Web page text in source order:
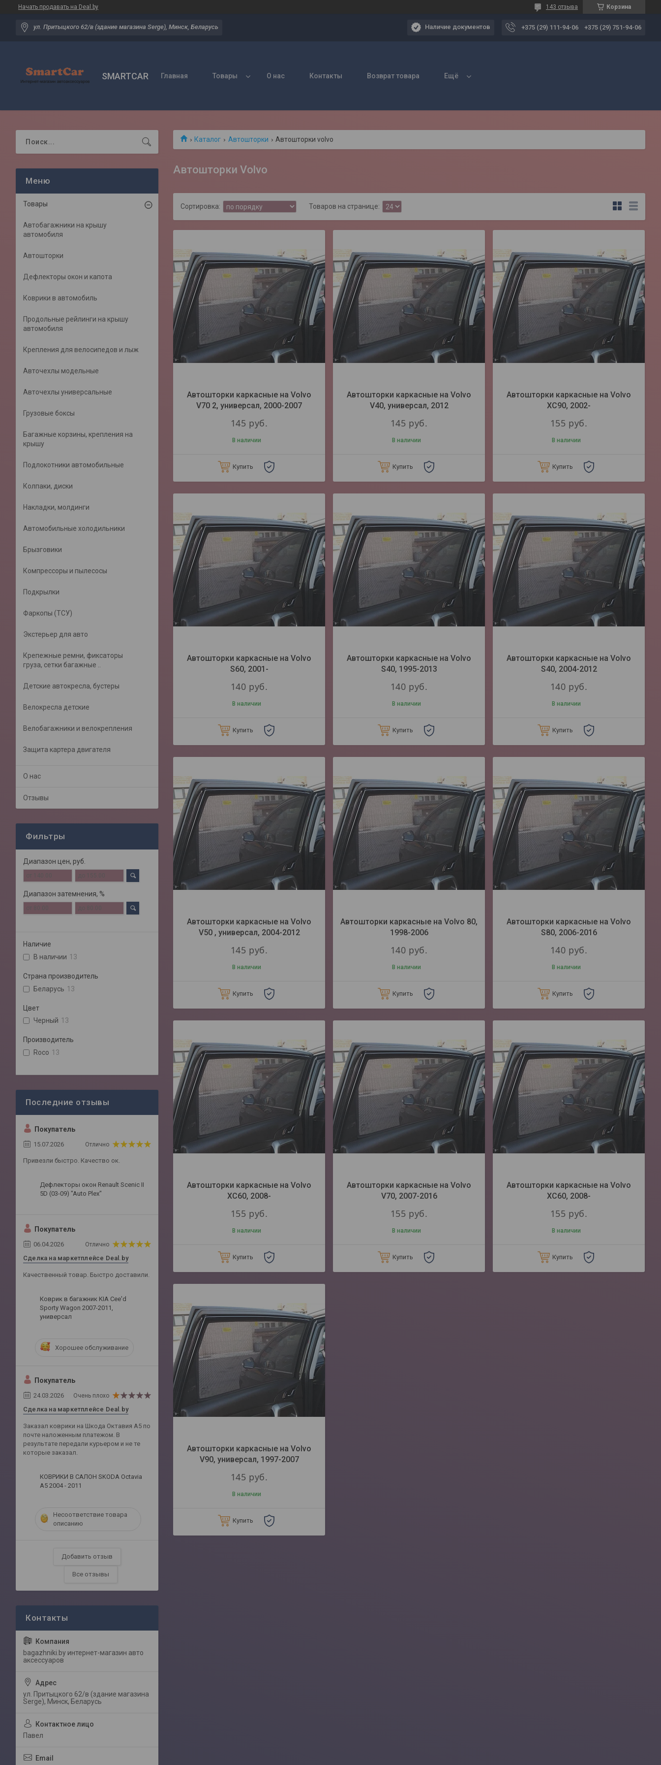
Начать продавать на Deal.by Корзина
143 отзыва
ул. Притыцкого 62/в (здание магазина Serge), Минск, Беларусь Наличие документов +375 (29) 111-94-06 +375 (29) 751-94-06
SMARTCAR Главная Товары О нас Контакты Возврат товара Ещё
Каталог Автошторки Автошторки volvo
Автошторки Volvo
Автошторки каркасные на Volvo
V70 2, универсал, 2000-2007
145 руб.
В наличии
Купить
Автошторки каркасные на Volvo
V40, универсал, 2012
145 руб.
В наличии
Купить
Автошторки каркасные на Volvo
XC90, 2002-
155 руб.
В наличии
Купить
Автошторки каркасные на Volvo
S60, 2001-
140 руб.
В наличии
Купить
Автошторки каркасные на Volvo
S40, 1995-2013
140 руб.
В наличии
Купить
Автошторки каркасные на Volvo
S40, 2004-2012
140 руб.
В наличии
Купить
Автошторки каркасные на Volvo
V50 , универсал, 2004-2012
145 руб.
В наличии
Купить
Автошторки каркасные на Volvo 80,
1998-2006
140 руб.
В наличии
Купить
Автошторки каркасные на Volvo
S80, 2006-2016
140 руб.
В наличии
Купить
Автошторки каркасные на Volvo
XC60, 2008-
155 руб.
В наличии
Купить
Автошторки каркасные на Volvo
V70, 2007-2016
155 руб.
В наличии
Купить
Автошторки каркасные на Volvo
XC60, 2008-
155 руб.
В наличии
Купить
Автошторки каркасные на Volvo
V90, универсал, 1997-2007
145 руб.
В наличии
Купить
Товары
Автобагажники на крышу
автомобиля
Автошторки
Дефлекторы окон и капота
Коврики в автомобиль
Продольные рейлинги на крышу
автомобиля
Крепления для велосипедов и лыж
Авточехлы модельные
Авточехлы универсальные
Грузовые боксы
Багажные корзины, крепления на
крышу
Подлокотники автомобильные
Колпаки, диски
Накладки, молдинги
Автомобильные холодильники
Брызговики
Компрессоры и пылесосы
Подкрылки
Фаркопы (ТСУ)
Экстерьер для авто
Крепежные ремни, фиксаторы
груза, сетки багажные ..
Детские автокресла, бустеры
Велокресла детские
Велобагажники и велокрепления
Защита картера двигателя
О нас
Отзывы
Фильтры
Диапазон цен, руб.
Диапазон затемнения, %
Наличие
В наличии 13
Страна производитель
Беларусь 13
Цвет
Черный 13
Производитель
Roco 13
Покупатель
15.07.2026 Отлично
Привезли быстро. Качество ок.
Дефлекторы окон Renault Scenic II
5D (03-09) "Auto Plex"
Покупатель
06.04.2026 Отлично
Сделка на маркетплейсе Deal.by
Качественный товар. Быстро доставили.
Коврик в багажник KIA Cee'd
Sporty Wagon 2007-2011,
универсал
Хорошее обслуживание
Покупатель
24.03.2026 Очень плохо
Сделка на маркетплейсе Deal.by
Заказал коврики на Шкода Октавия А5 по
почте наложенным платежом. В
результате передали курьером и не те
которые заказал.
КОВРИКИ В САЛОН SKODA Octavia
A5 2004 - 2011
Несоответствие товара
описанию
Добавить отзыв
Все отзывы
bagazhniki.by интернет-магазин авто
аксессуаров
ул. Притыцкого 62/в (здание магазина
Serge), Минск, Беларусь
Павел